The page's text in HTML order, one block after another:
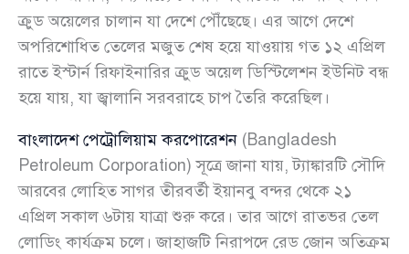
ক্রুড অয়েলের চালান যা দেশে পৌঁছেছে। এর আগে দেশে
অপরিশোধিত তেলের মজুত শেষ হয়ে যাওয়ায় গত ১২ এপ্রিল
রাতে ইস্টার্ন রিফাইনারির ক্রুড অয়েল ডিস্টিলেশন ইউনিট বন্ধ
হয়ে যায়, যা জ্বালানি সরবরাহে চাপ তৈরি করেছিল।
বাংলাদেশ পেট্রোলিয়াম করপোরেশন (Bangladesh
Petroleum Corporation) সূত্রে জানা যায়, ট্যাঙ্কারটি সৌদি
আরবের লোহিত সাগর তীরবর্তী ইয়ানবু বন্দর থেকে ২১
এপ্রিল সকাল ৬টায় যাত্রা শুরু করে। তার আগে রাতভর তেল
লোডিং কার্যক্রম চলে। জাহাজটি নিরাপদে রেড জোন অতিক্রম